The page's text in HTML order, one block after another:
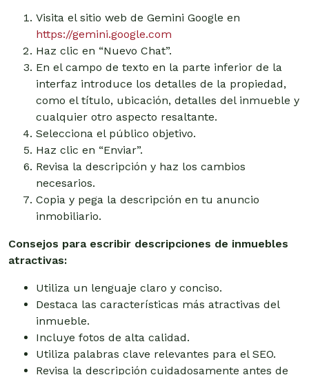
Visita el sitio web de Gemini Google en
https://gemini.google.com
Haz clic en “Nuevo Chat”.
En el campo de texto en la parte inferior de la
interfaz introduce los detalles de la propiedad,
como el título, ubicación, detalles del inmueble y
cualquier otro aspecto resaltante.
Selecciona el público objetivo.
Haz clic en “Enviar”.
Revisa la descripción y haz los cambios
necesarios.
Copia y pega la descripción en tu anuncio
inmobiliario.
Consejos para escribir descripciones de inmuebles
atractivas:
Utiliza un lenguaje claro y conciso.
Destaca las características más atractivas del
inmueble.
Incluye fotos de alta calidad.
Utiliza palabras clave relevantes para el SEO.
Revisa la descripción cuidadosamente antes de